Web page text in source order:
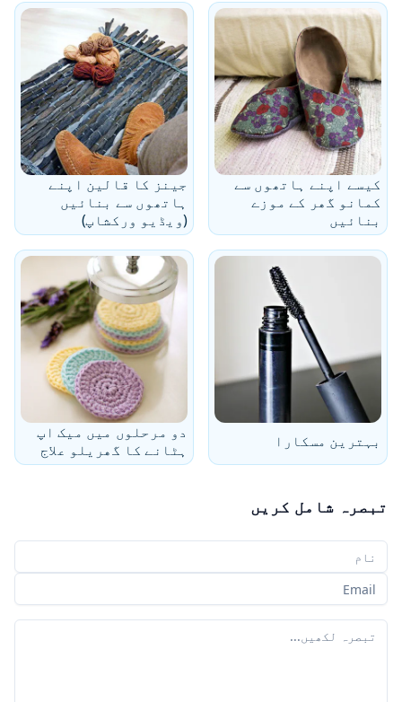
کیسے اپنے ہاتھوں سے
کمانو گھر کے موزے
بنائیں
جینز کا قالین اپنے
ہاتھوں سے بنائیں
(ویڈیو ورکشاپ)
بہترین مسکارا
دو مرحلوں میں میک اپ
ہٹانے کا گھریلو علاج
تبصرہ شامل کریں
آپ کا نام
آپ کا ای میل
آپ کا تبصرہ